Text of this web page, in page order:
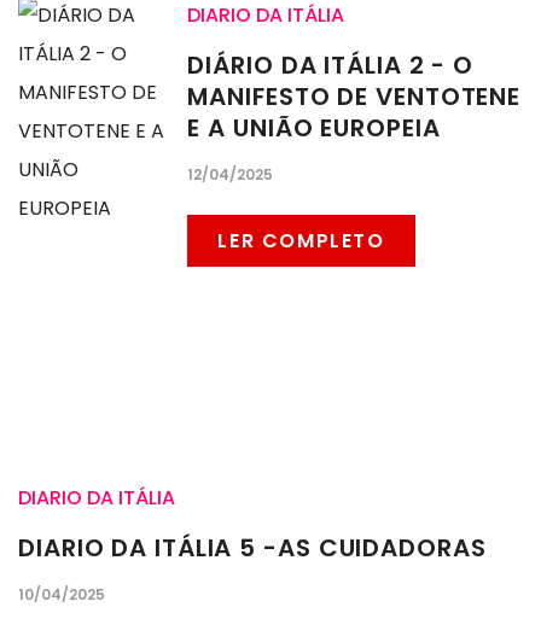
DIARIO DA ITÁLIA
DIÁRIO DA ITÁLIA 2 - O
MANIFESTO DE VENTOTENE
E A UNIÃO EUROPEIA
12/04/2025
LER COMPLETO
DIARIO DA ITÁLIA
DIARIO DA ITÁLIA 5 -AS CUIDADORAS
10/04/2025